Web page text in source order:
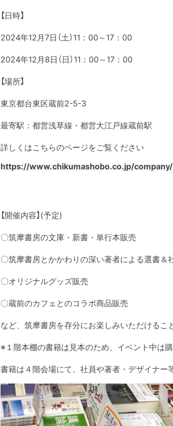
【日時】
2024年12月7日（土）11：00～17：00
2024年12月8日（日）11：00～17：00
【場所】
東京都台東区蔵前2-5-3
最寄駅：都営浅草線・都営大江戸線蔵前駅
詳しくはこちらのページをご覧ください
https://www.chikumashobo.co.jp/company/
【開催内容】(予定)
〇筑摩書房の文庫・新書・単行本販売
〇筑摩書房とかかわりの深い著者による選書＆
〇オリジナルグッズ販売
〇蔵前のカフェとのコラボ商品販売
など、筑摩書房を存分にお楽しみいただけるこ
※１階本棚の書籍は見本のため、イベント中は
書籍は４階会場にて、社員や著者・デザイナー